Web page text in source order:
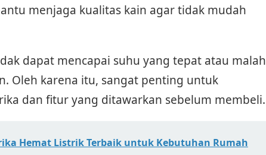
menjaga kualitas kain agar tidak mudah
dapat mencapai suhu yang tepat atau malah
Oleh karena itu, sangat penting untuk
dan fitur yang ditawarkan sebelum membeli.
Hemat Listrik Terbaik untuk Kebutuhan Rumah